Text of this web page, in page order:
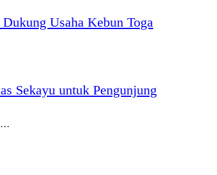
Usaha Kebun Toga
Sekayu untuk Pengunjung